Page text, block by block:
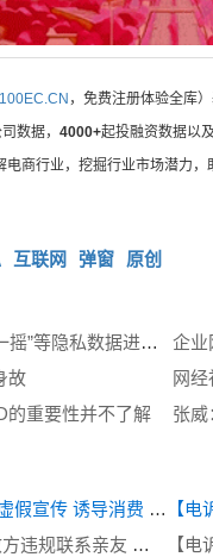
，免费注册体验全库
数据， 4000+起投融资数据以及
商行业，挖掘行业市场潜力，
互联网 弹窗 原创
网经社张威：App广告利用“摇一摇”等隐私数据进行精准推送 成为移动互联网的顽疾
故
的重要性并不了解
【电诉宝】用户投诉“赛优教育”虚假宣传 诱导消费 额外缴费后退款遭拒
【电诉宝】用户投诉支付宝催收方违规联系亲友 涉嫌暴力催收侵犯隐私